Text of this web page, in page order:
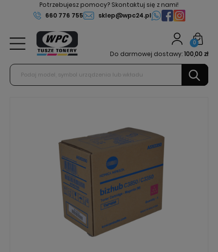
Potrzebujesz pomocy? Skontaktuj się z nami!
660 776 755
sklep@wpc24.pl
0
Do darmowej dostawy:100,00 zł